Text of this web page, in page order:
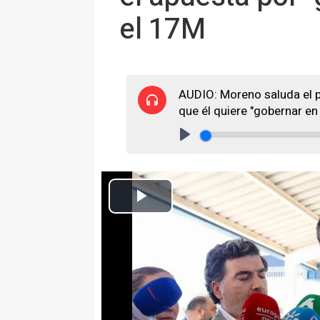
el 17M
AUDIO: Moreno saluda el
que él quiere "gobernar
El presidente de la Junta de Andalucía, Juanma Moreno,
Europa Press Andalucía
Actualizado: viernes, 17 abril 2026 19:34
EL PUERTO DE SANTA
El presidente del PP andaluz y